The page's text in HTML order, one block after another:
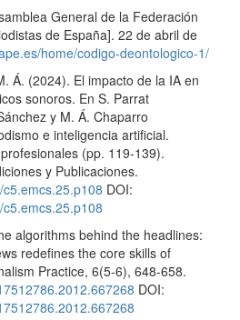
General de la Federación
de España]. 22 de abril de
home/codigo-deontologico-1/
Á. (2024). El impacto de la IA en
sonoros. En S. Parrat
y M. Á. Chaparro
e inteligencia artificial.
(pp. 119-139).
y Publicaciones.
DOI:
algorithms behind the headlines:
redefines the core skills of
Practice, 6(5-6), 648-658.
DOI: